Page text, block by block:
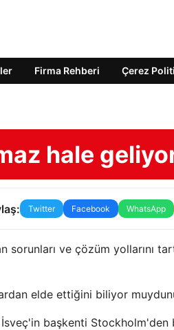
Firma Rehberi Çerez
hale
Twitter Facebook WhatsApp
ve çözüm yollarını
elde ettiğini biliyor
başkenti Stockholm'den